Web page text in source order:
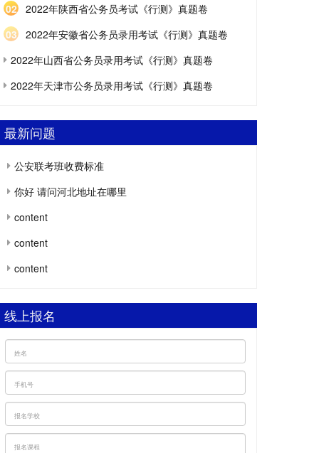
02
2022年陕西省公务员考试《行测》真题卷
03
2022年安徽省公务员录用考试《行测》真题卷
2022年山西省公务员录用考试《行测》真题卷
2022年天津市公务员录用考试《行测》真题卷
最新问题
公安联考班收费标准
你好 请问河北地址在哪里
content
content
content
线上报名